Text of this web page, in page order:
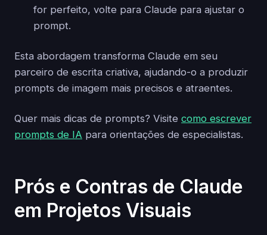
for perfeito, volte para Claude para ajustar o
prompt.
Esta abordagem transforma Claude em seu
parceiro de escrita criativa, ajudando-o a produzir
prompts de imagem mais precisos e atraentes.
Quer mais dicas de prompts? Visite como escrever
prompts de IA para orientações de especialistas.
Prós e Contras de Claude
em Projetos Visuais